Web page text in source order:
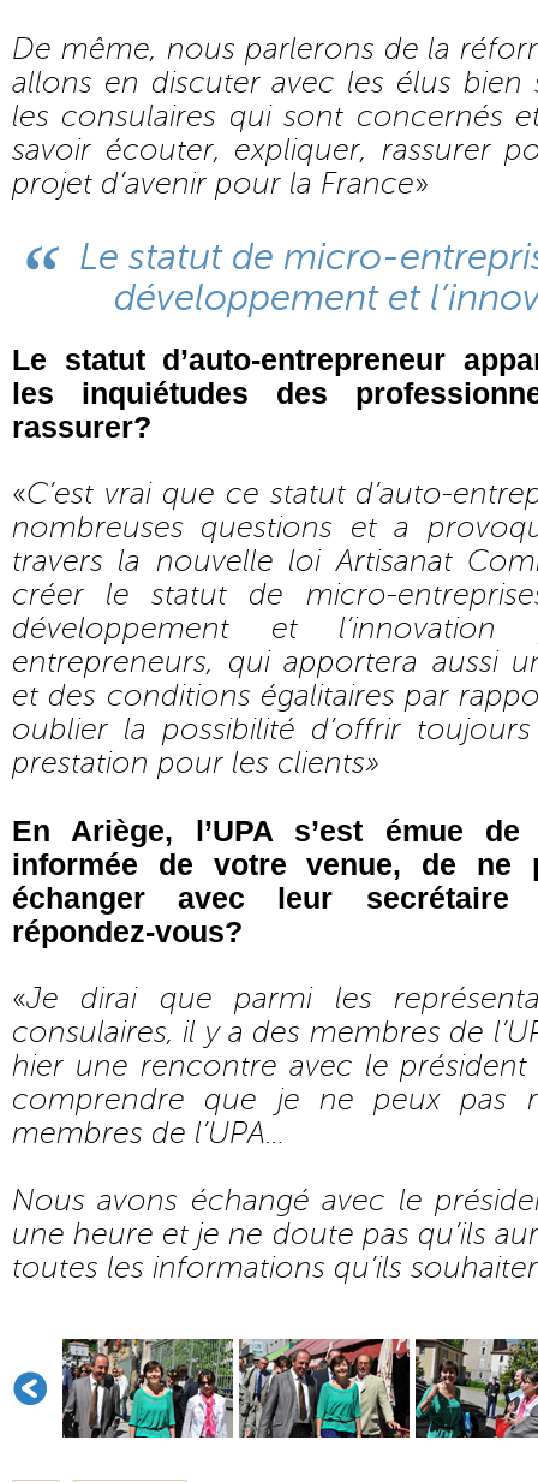
De même, nous parlerons de la
allons en discuter avec les élus bien
les consulaires qui sont concernés
savoir écouter, expliquer, rassurer
projet d’avenir pour la France»
Le statut de micro-
développement et
Le statut d’auto-entrepreneur
les inquiétudes des
rassurer?
«C’est vrai que ce statut d’auto-
nombreuses questions et a
travers la nouvelle loi Artisanat
créer le statut de micro-
développement et
entrepreneurs, qui apportera aussi
et des conditions égalitaires par
oublier la possibilité d’offrir
prestation pour les clients»
En Ariège, l’UPA s’est émue
informée de votre venue, de ne
échanger avec leur secrétaire
répondez-vous?
«Je dirai que parmi les
consulaires, il y a des membres de
hier une rencontre avec le
comprendre que je ne peux pas
membres de l’UPA…
Nous avons échangé avec le
une heure et je ne doute pas qu’ils
toutes les informations qu’ils